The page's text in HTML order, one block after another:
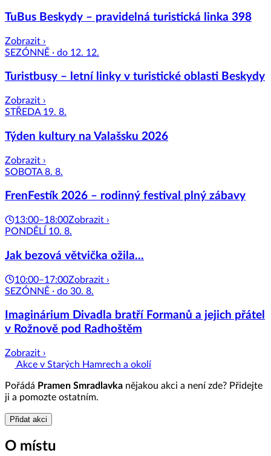
TuBus Beskydy – pravidelná turistická linka 398
Zobrazit ›
SEZÓNNĚ · do 12. 12.
Turistbusy – letní linky v turistické oblasti Beskydy
Zobrazit ›
STŘEDA 19. 8.
Týden kultury na Valašsku 2026
Zobrazit ›
SOBOTA 8. 8.
FrenFestík 2026 – rodinný festival plný zábavy
13:00–18:00Zobrazit ›
PONDĚLÍ 10. 8.
Jak bezová větvička ožila...
10:00–17:00Zobrazit ›
SEZÓNNĚ · do 30. 8.
Imaginárium Divadla bratří Formanů a jejich přátel
v Rožnově pod Radhoštěm
Zobrazit ›
Akce v Starých Hamrech a okolí
Pořádá Pramen Smradlavka nějakou akci a není zde? Přidejte
ji a pomozte ostatním.
Přidat akci
O místu